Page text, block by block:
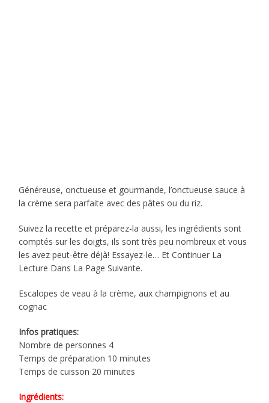
Généreuse, onctueuse et gourmande, l’onctueuse sauce à
la crème sera parfaite avec des pâtes ou du riz.
Suivez la recette et préparez-la aussi, les ingrédients sont
comptés sur les doigts, ils sont très peu nombreux et vous
les avez peut-être déjà! Essayez-le… Et Continuer La
Lecture Dans La Page Suivante.
Escalopes de veau à la crème, aux champignons et au
cognac
Infos pratiques:
Nombre de personnes 4
Temps de préparation 10 minutes
Temps de cuisson 20 minutes
Ingrédients: